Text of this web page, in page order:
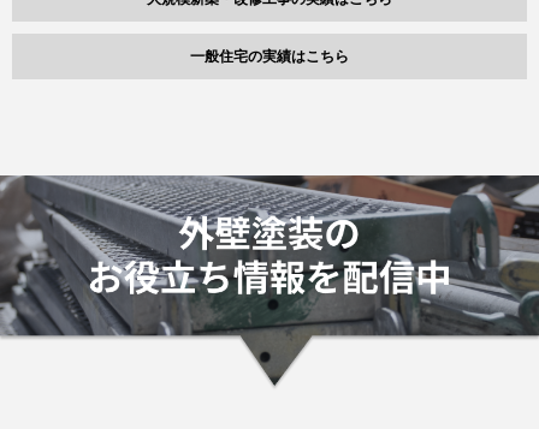
一般住宅の実績はこちら